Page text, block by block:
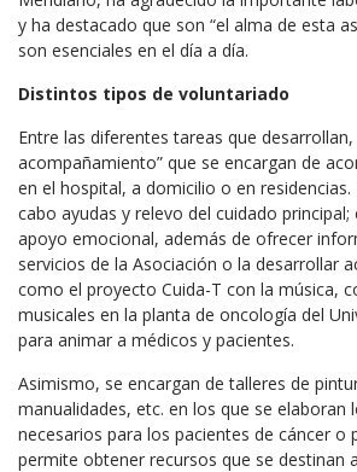
y ha destacado que son “el alma de esta
son esenciales en el día a día.
Distintos tipos de voluntariado
Entre las diferentes tareas que
acompañamiento” que se encargan de
en el hospital, a domicilio o en residencias.
cabo ayudas y relevo del cuidado principal;
apoyo emocional, además de ofrecer
servicios de la Asociación o la desarrollar
como el proyecto Cuida-T con la música,
musicales en la planta de oncología del
para animar a médicos y pacientes.
Asimismo, se encargan de talleres de
manualidades, etc. en los que se elaboran
necesarios para los pacientes de cáncer o
permite obtener recursos que se destinan